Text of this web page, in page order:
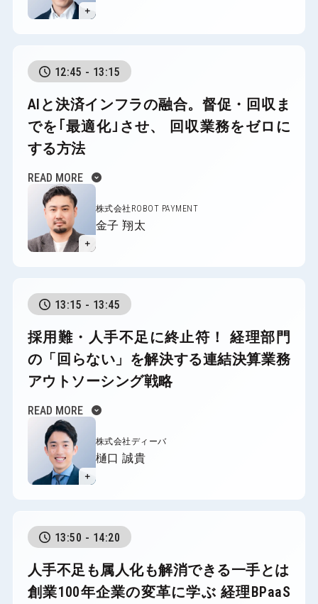
＋
12:45 - 13:15
AIと決済インフラの融合。督促・回収ま
でを｢最適化｣させ、
回収業務をゼロに
する方法
READ MORE expand_circle_down
＋
株式会社ROBOT PAYMENT
金子 翔太
13:15 - 13:45
採用難・人手不足に終止符！経理部門
の「回らない」を解決する連結決算業務
アウトソーシング戦略
READ MORE expand_circle_down
＋
株式会社ディーバ
樋口 誠貴
13:50 - 14:20
人手不足も属人化も解消できる一手とは
創業100年企業の変革に学ぶ 経理BPaaS